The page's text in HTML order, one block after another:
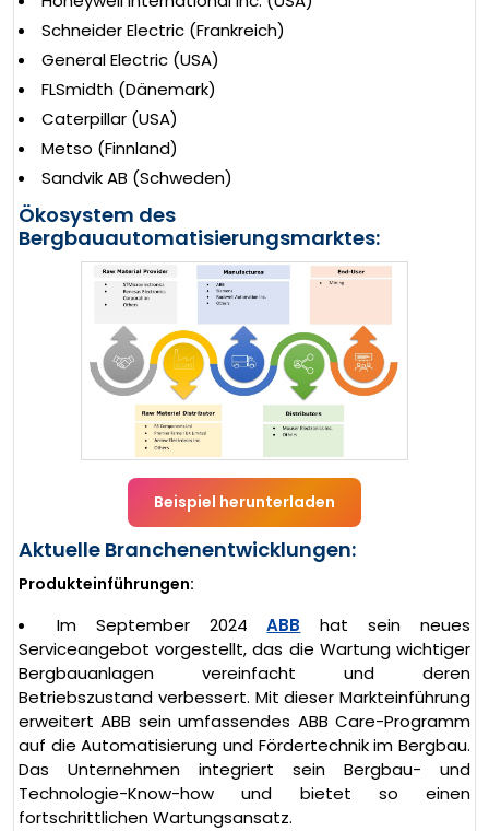
Schneider Electric (Frankreich)
General Electric (USA)
FLSmidth (Dänemark)
Caterpillar (USA)
Metso (Finnland)
Sandvik AB (Schweden)
Ökosystem des
Bergbauautomatisierungsmarktes:
Beispiel herunterladen
Aktuelle Branchenentwicklungen:
Produkteinführungen:
Im September 2024ABB hat sein neues
Serviceangebot vorgestellt, das die Wartung wichtiger
Bergbauanlagen vereinfacht und deren
Betriebszustand verbessert. Mit dieser Markteinführung
erweitert ABB sein umfassendes ABB Care-Programm
auf die Automatisierung und Fördertechnik im Bergbau.
Das Unternehmen integriert sein Bergbau- und
Technologie-Know-how und bietet so einen
fortschrittlichen Wartungsansatz.